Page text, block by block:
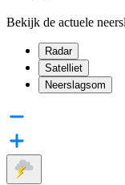
Bekijk de actuele
Radar
Satelliet
Neerslagsom